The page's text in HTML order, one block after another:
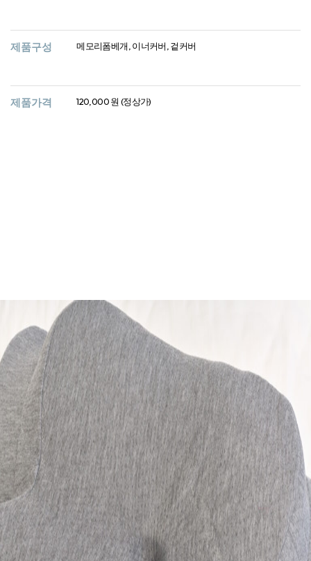
제품구성 메모리폼베개, 이너커버, 겉커버
제품가격 120,000 원 (정상가)